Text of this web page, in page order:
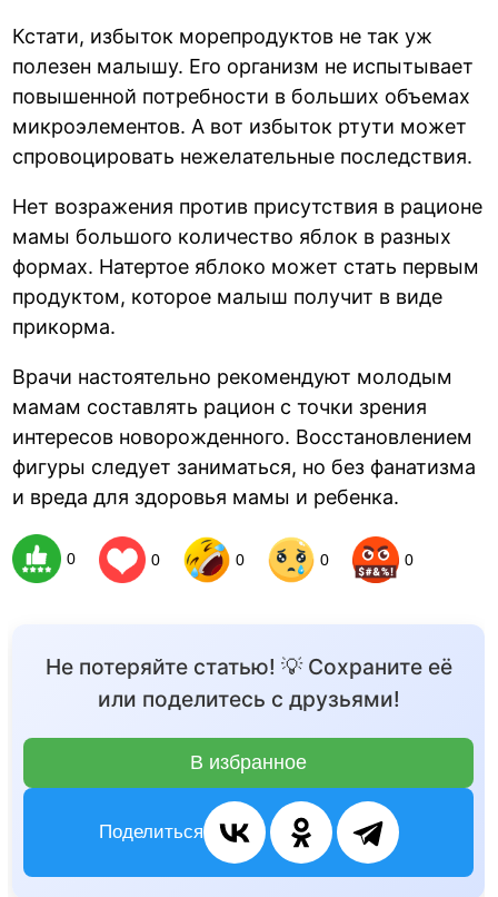
Кстати, избыток морепродуктов не так уж
полезен малышу. Его организм не испытывает
повышенной потребности в больших объемах
микроэлементов. А вот избыток ртути может
спровоцировать нежелательные последствия.
Нет возражения против присутствия в рационе
мамы большого количество яблок в разных
формах. Натертое яблоко может стать первым
продуктом, которое малыш получит в виде
прикорма.
Врачи настоятельно рекомендуют молодым
мамам составлять рацион с точки зрения
интересов новорожденного. Восстановлением
фигуры следует заниматься, но без фанатизма
и вреда для здоровья мамы и ребенка.
0 0 0 0 0
Не потеряйте статью! 💡 Сохраните её
или поделитесь с друзьями!
В избранное
Поделиться